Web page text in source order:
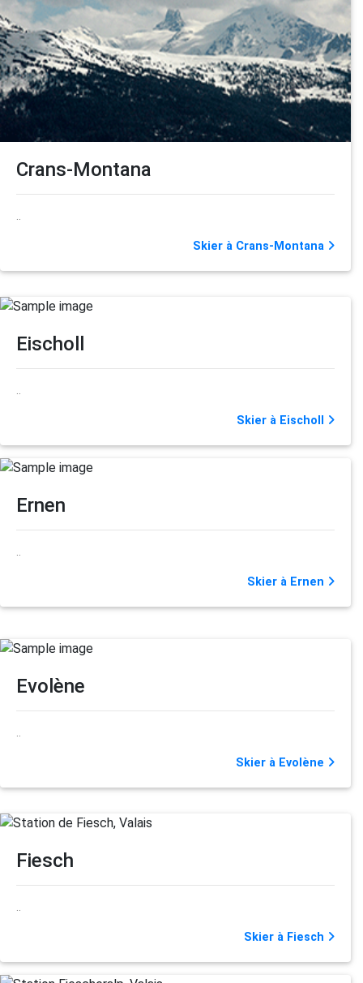
Crans-Montana
..
Skier à Crans-Montana
Eischoll
..
Skier à Eischoll
Ernen
..
Skier à Ernen
Evolène
..
Skier à Evolène
Fiesch
..
Skier à Fiesch